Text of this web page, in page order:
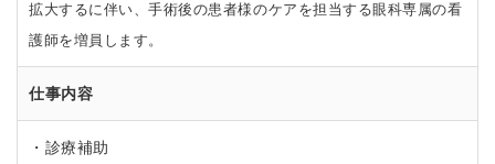
拡大するに伴い、手術後の患者様のケアを担当する眼科専属の看
護師を増員します。
仕事内容
・診療補助